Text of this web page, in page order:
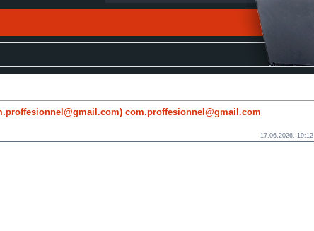
com.proffesionnel@gmail.com
17.06.2026, 19:12